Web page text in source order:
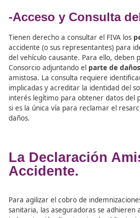
El Consorcio informa
Seguros y Fondos de Pensiones
cumplen con la remisión de
considera unainfracción
exactitud de los datos, la DGSFP
directos a las compañías o exigir
aseguren que la información
actualizada.
Tienen derecho a consultar el
accidente (o sus
Consorcio adjuntando elparte
amistosa. La consulta requiere